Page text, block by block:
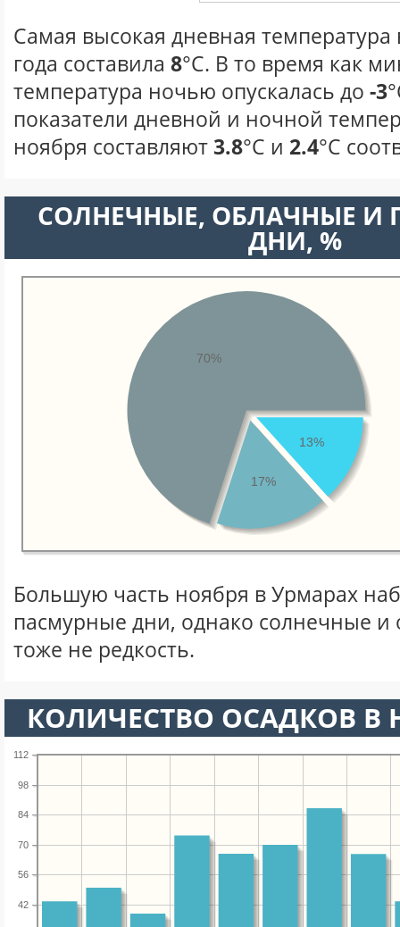
Самая высокая дневная температура
года составила 8°С. В то время как
температура ночью опускалась до -3
показатели дневной и ночной
ноября составляют3.8°С и 2.4°С
CОЛНЕЧНЫЕ, ОБЛАЧНЫЕ И
ДНИ, %
13%
17%
70%
Большую часть ноября в Урмарах
пасмурные дни, однако солнечные
тоже не редкость.
КОЛИЧЕСТВО ОСАДКОВ В
42
56
70
84
98
112